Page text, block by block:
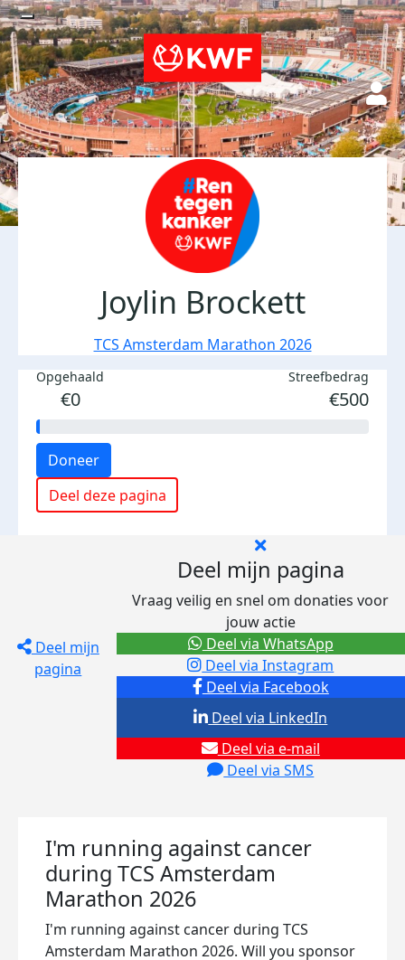
Joylin Brockett
TCS Amsterdam Marathon 2026
Opgehaald
€0
Streefbedrag
€500
Doneer
Deel deze pagina
Deel mijn
pagina
Deel mijn pagina
Vraag veilig en snel om donaties voor
jouw actie
Deel via Facebook
Deel via Instagram
Deel via e-mail
Deel via SMS
Deel via LinkedIn
Deel via WhatsApp
I'm running against cancer
during TCS Amsterdam
Marathon 2026
I'm running against cancer during TCS
Amsterdam Marathon 2026. Will you sponsor